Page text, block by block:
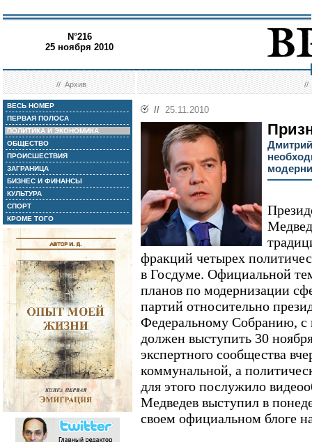
N°216
25 ноября 2010
//Архив //
ВЕСЬ НОМЕР
ПЕРВАЯ ПОЛОСА
ПОЛИТИКА И ЭКОНОМИКА
ОБЩЕСТВО
ПРОИСШЕСТВИЯ
ЗАГРАНИЦА
БИЗНЕС И ФИНАНСЫ
КУЛЬТУРА
СПОРТ
КРОМЕ ТОГО
// 25.11.2010
фракций четырех
в Госдуме. Официальной
планов по модернизации
партий относительно
Федеральному Собранию, с
должен выступить 30
экспертного сообщества
коммунальной, а
для этого послужило
Медведев выступил в
своем официальном блоге